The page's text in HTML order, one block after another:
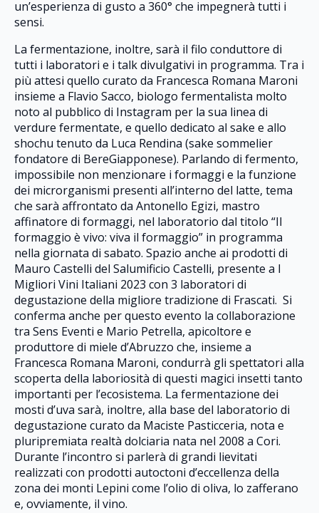
un’esperienza di gusto a 360° che impegnerà tutti i
sensi.
La fermentazione, inoltre, sarà il filo conduttore di
tutti i laboratori e i talk divulgativi in programma. Tra i
più attesi quello curato da Francesca Romana Maroni
insieme a Flavio Sacco, biologo fermentalista molto
noto al pubblico di Instagram per la sua linea di
verdure fermentate, e quello dedicato al sake e allo
shochu tenuto da Luca Rendina (sake sommelier
fondatore di BereGiapponese). Parlando di fermento,
impossibile non menzionare i formaggi e la funzione
dei microrganismi presenti all’interno del latte, tema
che sarà affrontato da Antonello Egizi, mastro
affinatore di formaggi, nel laboratorio dal titolo “Il
formaggio è vivo: viva il formaggio” in programma
nella giornata di sabato. Spazio anche ai prodotti di
Mauro Castelli del Salumificio Castelli, presente a I
Migliori Vini Italiani 2023 con 3 laboratori di
degustazione della migliore tradizione di Frascati. Si
conferma anche per questo evento la collaborazione
tra Sens Eventi e Mario Petrella, apicoltore e
produttore di miele d’Abruzzo che, insieme a
Francesca Romana Maroni, condurrà gli spettatori alla
scoperta della laboriosità di questi magici insetti tanto
importanti per l’ecosistema. La fermentazione dei
mosti d’uva sarà, inoltre, alla base del laboratorio di
degustazione curato da Maciste Pasticceria, nota e
pluripremiata realtà dolciaria nata nel 2008 a Cori.
Durante l’incontro si parlerà di grandi lievitati
realizzati con prodotti autoctoni d’eccellenza della
zona dei monti Lepini come l’olio di oliva, lo zafferano
e, ovviamente, il vino.